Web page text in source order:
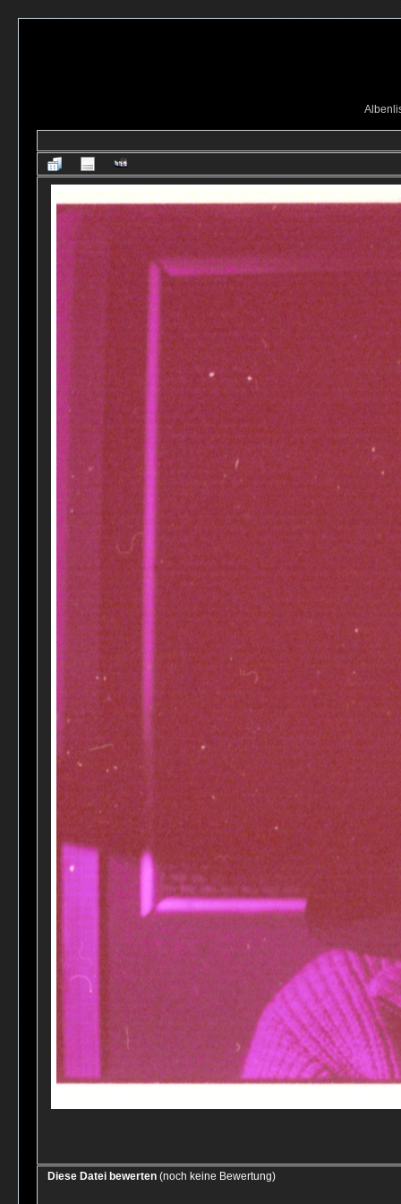
Diese Datei bewerten (noch keine Bewertung)